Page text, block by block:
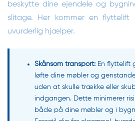
beskytte dine ejendele og
slitage. Her kommer en
uvurderlig hjælper.
Skånsom transport: En flyttelift
løfte dine møbler og
uden at skulle trække eller
indgangen. Dette minimerer
både på dine møbler og i